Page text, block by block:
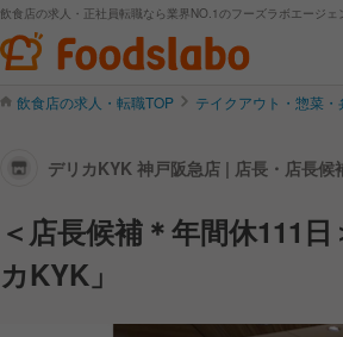
飲食店の求人・正社員転職なら業界NO.1のフーズラボエージェ
飲食店の求人・転職TOP テイクアウト・惣菜・
デリカKYK 神戸阪急店 | 店長・店長候
＜店長候補＊年間休111
カKYK」